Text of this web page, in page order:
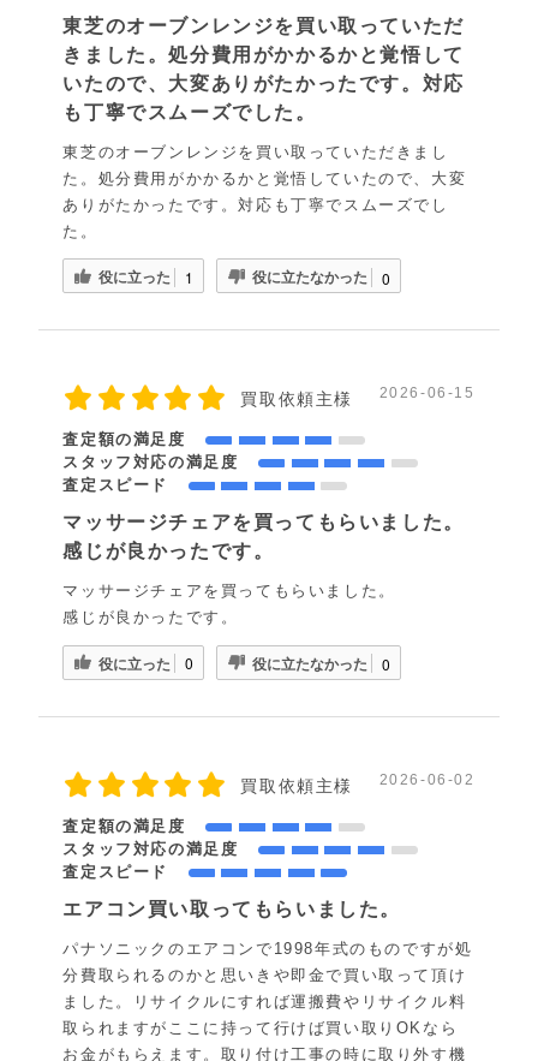
東芝のオーブンレンジを買い取っていただ
きました。処分費用がかかるかと覚悟して
いたので、大変ありがたかったです。対応
も丁寧でスムーズでした。
東芝のオーブンレンジを買い取っていただきまし
た。処分費用がかかるかと覚悟していたので、大変
ありがたかったです。対応も丁寧でスムーズでし
た。
役に立った 1 役に立たなかった 0
買取依頼主様 2026-06-15
査定額の満足度
スタッフ対応の満足度
査定スピード
マッサージチェアを買ってもらいました。
感じが良かったです。
マッサージチェアを買ってもらいました。
感じが良かったです。
役に立った 0 役に立たなかった 0
買取依頼主様 2026-06-02
査定額の満足度
スタッフ対応の満足度
査定スピード
エアコン買い取ってもらいました。
パナソニックのエアコンで1998年式のものですが処
分費取られるのかと思いきや即金で買い取って頂け
ました。リサイクルにすれば運搬費やリサイクル料
取られますがここに持って行けば買い取りOKなら
お金がもらえます。取り付け工事の時に取り外す機